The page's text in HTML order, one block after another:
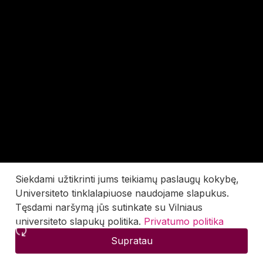
Siekdami užtikrinti jums teikiamų paslaugų kokybę,
Universiteto tinklalapiuose naudojame slapukus.
Tęsdami naršymą jūs sutinkate su Vilniaus
universiteto slapukų politika. Privatumo politika
Supratau